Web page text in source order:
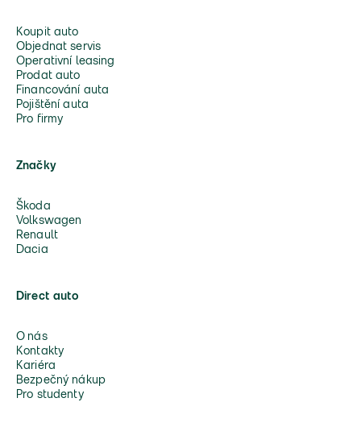
Koupit auto
Objednat servis
Operativní leasing
Prodat auto
Financování auta
Pojištění auta
Pro firmy
Značky
Škoda
Volkswagen
Renault
Dacia
Direct auto
O nás
Kontakty
Kariéra
Bezpečný nákup
Pro studenty